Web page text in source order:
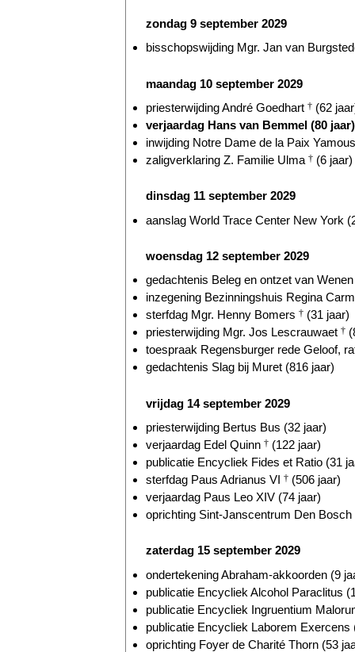
zondag 9 september 2029
bisschopswijding Mgr. Jan van
maandag 10 september 2029
priesterwijding André Goedhart † (62
verjaardag Hans van Bemmel (80 jaar)
inwijding Notre Dame de la Paix
zaligverklaring Z. Familie Ulma † (6 jaar)
dinsdag 11 september 2029
aanslag World Trace Center New York
woensdag 12 september 2029
gedachtenis Beleg en ontzet van
inzegening Bezinningshuis Regina
sterfdag Mgr. Henny Bomers † (31 jaar)
priesterwijding Mgr. Jos Lescrauwaet †
toespraak Regensburger rede Geloof,
gedachtenis Slag bij Muret (816 jaar)
vrijdag 14 september 2029
priesterwijding Bertus Bus (32 jaar)
verjaardag Edel Quinn † (122 jaar)
publicatie Encycliek Fides et Ratio (31
sterfdag Paus Adrianus VI † (506 jaar)
verjaardag Paus Leo XIV (74 jaar)
oprichting Sint-Janscentrum Den Bosch
zaterdag 15 september 2029
ondertekening Abraham-akkoorden (9
publicatie Encycliek Alcohol Paraclitus
publicatie Encycliek Ingruentium
publicatie Encycliek Laborem Exercens
oprichting Foyer de Charité Thorn (53